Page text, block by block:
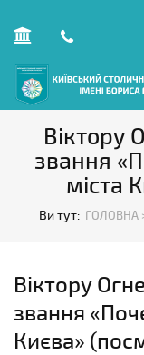
Віктору
звання
міста
Ви тут: ГОЛОВНА
Віктору
звання
Києва»